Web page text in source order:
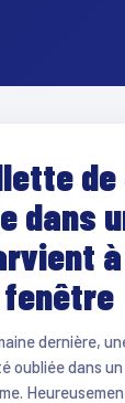
dans
dernière,
oubliée dans